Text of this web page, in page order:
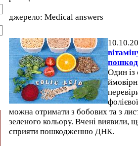
джерело: Medical answers
Один із
можна отримати з бобових та з
зеленого кольору. Вчені виявили,
сприяти пошкодженню ДНК.